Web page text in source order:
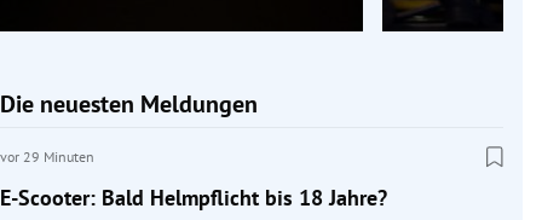
Die neuesten Meldungen
vor 29 Minuten
E-Scooter: Bald Helmpflicht bis 18 Jahre?